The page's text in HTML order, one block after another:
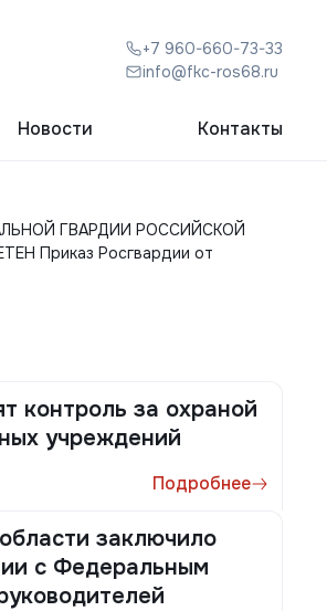
+7 960-660-73-33
info@fkc-ros68.ru
Новости Контакты
ГВАРДИИ РОССИЙСКОЙ
Приказ Росгвардии от
контроль за охраной
учреждений
Подробнее
заключило
с Федеральным